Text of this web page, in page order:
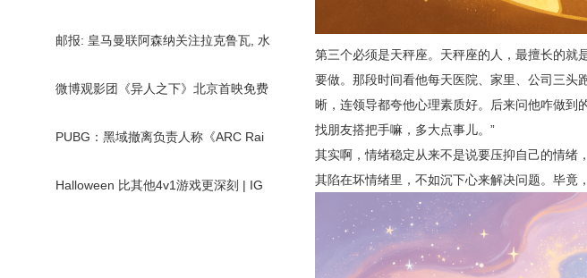
邮报: 皇马曼联阿森纳关注拉克鲁瓦, 水
微博观影团《异人之下》北京首映免费
PUBG：黑域撤离负责人称《ARC Rai
Halloween 比其他4v1游戏更深刻 | IG
第三个必须是天秤座。天秤座的人，最擅长的就
要做。那段时间看他每天医院、家里、公司三头
晰，连领导都夸他心理素质好。后来问他咋做到
找朋友搭把手嘛，多大点事儿。”
其实啊，情绪稳定从来不是说要压抑自己的情绪
其陷在坏情绪里，不如沉下心来解决问题。毕竟